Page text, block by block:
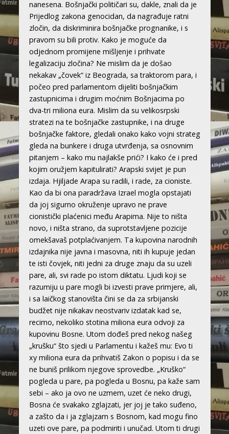
nanesena. Bošnjački političari su, dakle, znali da je
Prijedlog zakona genocidan, da nagrađuje ratni
zločin, da diskriminira bošnjačke prognanike, i s
pravom su bili protiv. Kako je moguće da
odjednom promijene mišljenje i prihvate
legalizaciju zločina? Ne mislim da je došao
nekakav „čovek“ iz Beograda, sa traktorom para, i
počeo pred parlamentom dijeliti bošnjačkim
zastupnicima i drugim moćnim Bošnjacima po
dva-tri miliona eura. Mislim da su velikosrpski
stratezi na te bošnjačke zastupnike, i na druge
bošnjačke faktore, gledali onako kako vojni strateg
gleda na bunkere i druga utvrđenja, sa osnovnim
pitanjem – kako mu najlakše prići? I kako će i pred
kojim oružjem kapitulirati? Arapski svijet je pun
izdaja. Hjiljade Arapa su radili, i rade, za cioniste.
Kao da bi ona paradržava Izrael mogla opstajati
da joj sigurno okruženje upravo ne prave
cionistički plaćenici među Arapima. Nije to ništa
novo, i ništa strano, da suprotstavljene pozicije
omekšavaš potplaćivanjem. Ta kupovina narodnih
izdajnika nije javna i masovna, niti ih kupuje jedan
te isti čovjek, niti jedni za druge znaju da su uzeli
pare, ali, svi rade po istom diktatu. Ljudi koji se
razumiju u pare mogli bi izvesti prave primjere, ali,
i sa laičkog stanovišta čini se da za srbijanski
budžet nije nikakav neostvariv izdatak kad se,
recimo, nekoliko stotina miliona eura odvoji za
kupovinu Bosne. Utom dođeš pred nekog našeg
„krušku“ što sjedi u Parlamentu i kažeš mu: Evo ti
xy miliona eura da prihvatiš Zakon o popisu i da se
ne buniš prilikom njegove sprovedbe. „Kruško“
pogleda u pare, pa pogleda u Bosnu, pa kaže sam
sebi – ako ja ovo ne uzmem, uzet će neko drugi,
Bosna će svakako zglajzati, jer joj je tako suđeno,
a zašto da i ja zglajzam s Bosnom, kad mogu fino
uzeti ove pare, pa podmiriti i unučad. Utom ti drugi